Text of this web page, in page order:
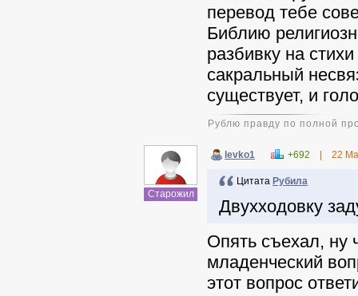
перевод тебе
Библию
разбивку на
сакральный
существует, и
Рублю правду по полной
Старожил
levko1 +692 22
Цитата Pyбила
Двухходовку
Опять съехал, ну
младенческий
этот вопрос